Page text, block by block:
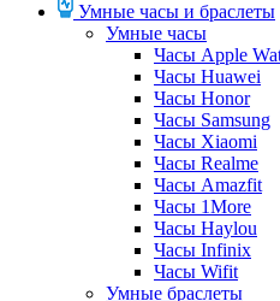
Умные часы и браслеты
Умные часы
Часы Apple
Часы Huawei
Часы Honor
Часы Samsung
Часы Xiaomi
Часы Realme
Часы Amazfit
Часы 1More
Часы Haylou
Часы Infinix
Часы Wifit
Умные браслеты